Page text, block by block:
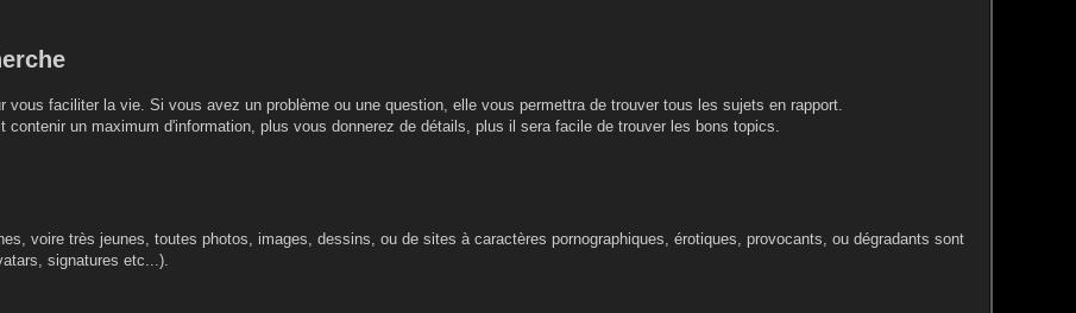
vous faciliter la vie. Si vous avez un problème ou une question, elle vous permettra de trouver tous les sujets en rapport.
contenir un maximum d'information, plus vous donnerez de détails, plus il sera facile de trouver les bons topics.
voire très jeunes, toutes photos, images, dessins, ou de sites à caractères pornographiques, érotiques, provocants, ou dégradants sont
signatures etc...).